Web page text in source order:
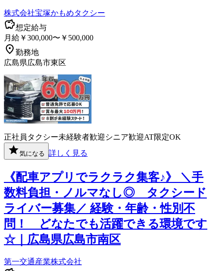
株式会社宝塚かもめタクシー
想定給与
月給￥300,000〜￥500,000
勤務地
広島県広島市東区
正社員 タクシー未経験者歓迎 シニア歓迎AT限定OK
気になる 詳しく見る
《配車アプリでラクラク集客♪》 ＼手
数料負担・ノルマなし◎ タクシード
ライバー募集／ 経験・年齢・性別不
問！ どなたでも活躍できる環境です
☆｜広島県広島市南区
第一交通産業株式会社